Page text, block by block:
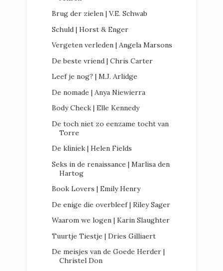
Brug der zielen | V.E. Schwab
Schuld | Horst & Enger
Vergeten verleden | Angela Marsons
De beste vriend | Chris Carter
Leef je nog? | M.J. Arlidge
De nomade | Anya Niewierra
Body Check | Elle Kennedy
De toch niet zo eenzame tocht van
Torre
De kliniek | Helen Fields
Seks in de renaissance | Marlisa den
Hartog
Book Lovers | Emily Henry
De enige die overbleef | Riley Sager
Waarom we logen | Karin Slaughter
Tuurtje Tiestje | Dries Gilliaert
De meisjes van de Goede Herder |
Christel Don